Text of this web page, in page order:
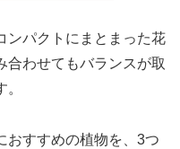
ンパクトにまとまった花
合わせてもバランスが取
おすすめの植物を、3つ